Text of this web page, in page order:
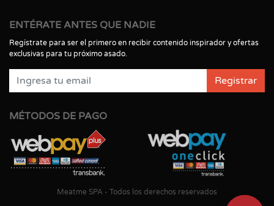
ENTÉRATE ANTES QUE NADIE
Regístrate para ser el primero en recibir contenido inspirador y ofertas
exclusivas para tu próximo asado.
Registrar
MÉTODOS DE PAGO
Meatme SPA - Todos los derechos reservados